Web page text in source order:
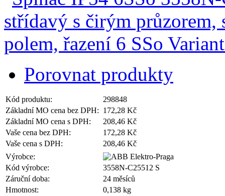
Porovnat produkty
Kód produktu:
298848
Základní MO cena bez DPH: 172,28 Kč
Základní MO cena s DPH:
208,46 Kč
Vaše cena bez DPH:
172,28 Kč
Vaše cena s DPH:
208,46 Kč
Výrobce:
Kód výrobce:
3558N-C25512 S
Záruční doba:
24 měsíců
Hmotnost:
0,138 kg